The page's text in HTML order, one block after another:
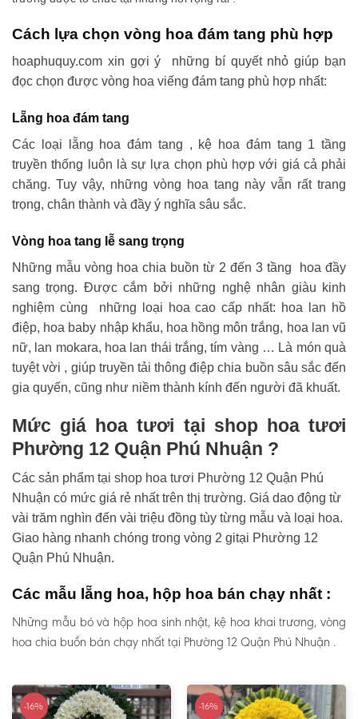
Cách lựa chọn vòng hoa đám tang phù hợp
hoaphuquy.com xin gợi ý những bí quyết nhỏ giúp bạn
đọc chọn được vòng hoa viếng đám tang phù hợp nhất:
Lẵng hoa đám tang
Các loại lẵng hoa đám tang , kệ hoa đám tang 1 tầng
truyền thống luôn là sự lựa chọn phù hợp với giá cả phải
chăng. Tuy vậy, những vòng hoa tang này vẫn rất trang
trọng, chân thành và đầy ý nghĩa sâu sắc.
Vòng hoa tang lễ sang trọng
Những mẫu vòng hoa chia buồn từ 2 đến 3 tầng hoa đầy
sang trọng. Được cắm bởi những nghệ nhân giàu kinh
nghiệm cùng những loại hoa cao cấp nhất: hoa lan hồ
điệp, hoa baby nhập khẩu, hoa hồng môn trắng, hoa lan vũ
nữ, lan mokara, hoa lan thái trắng, tím vàng … Là món quà
tuyệt vời , giúp truyền tải thông điệp chia buồn sâu sắc đến
gia quyến, cũng như niềm thành kính đến người đã khuất.
Mức giá hoa tươi tại shop hoa tươi
Phường 12 Quận Phú Nhuận ?
Các sản phẩm tại shop hoa tươi Phường 12 Quận Phú
Nhuận có mức giá rẻ nhất trên thị trường. Giá dao động từ
vài trăm nghìn đến vài triệu đồng tùy từng mẫu và loại hoa.
Giao hàng nhanh chóng trong vòng 2 gitại Phường 12
Quận Phú Nhuận.
Các mẫu lẵng hoa, hộp hoa bán chạy nhất :
Những mẫu bó và hộp hoa sinh nhật, kệ hoa khai trương, vòng
hoa chia buồn bán chạy nhất tại Phường 12 Quận Phú Nhuận .
-16% -16%